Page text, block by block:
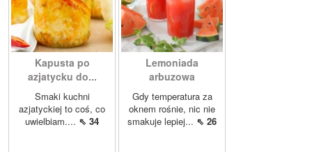
Kapusta po
azjatycku do...
Smaki kuchni
azjatyckiej to coś, co
uwielbiam.... ⇖ 34
Lemoniada
arbuzowa
Gdy temperatura za
oknem rośnie, nic nie
smakuje lepiej... ⇖ 26